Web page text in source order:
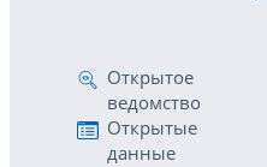
Открытое
ведомство
Открытые
данные